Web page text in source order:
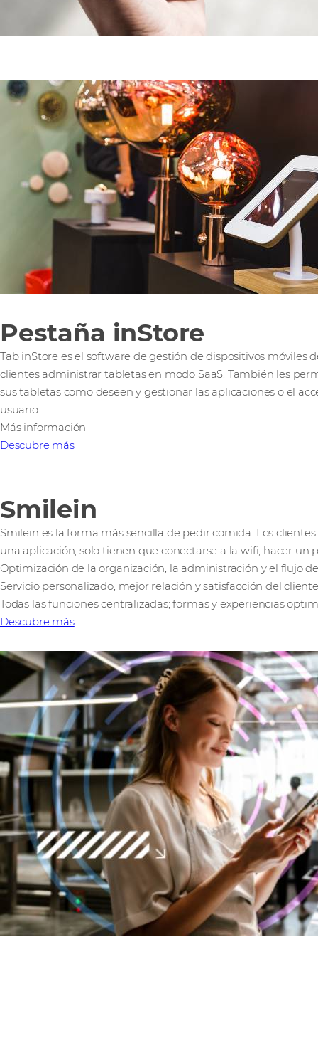
Pestaña inStore
Tab inStore es el software de gestión de dispositivos móviles
clientes administrar tabletas en modo SaaS. También les
sus tabletas como deseen y gestionar las aplicaciones o el
usuario.
Más información
Descubre más
Smilein
Smilein es la forma más sencilla de pedir comida. Los
una aplicación, solo tienen que conectarse a la wifi, hacer un
Optimización de la organización, la administración y el flujo
Servicio personalizado, mejor relación y satisfacción del cliente
Todas las funciones centralizadas; formas y experiencias
Descubre más